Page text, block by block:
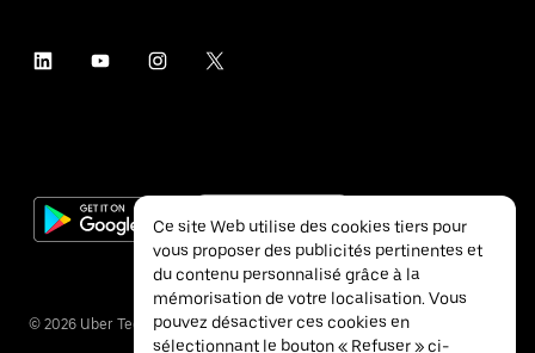
© 2026 Uber Technologies Inc.
Ce site Web utilise des cookies tiers pour
vous proposer des publicités pertinentes et
du contenu personnalisé grâce à la
mémorisation de votre localisation. Vous
pouvez désactiver ces cookies en
sélectionnant le bouton « Refuser » ci-